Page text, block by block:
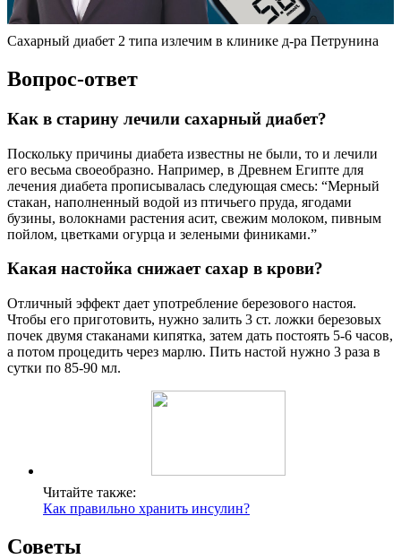
Сахарный диабет 2 типа излечим в клинике д-ра Петрунина
Вопрос-ответ
Как в старину лечили сахарный диабет?
Поскольку причины диабета известны не были, то и лечили
его весьма своеобразно. Например, в Древнем Египте для
лечения диабета прописывалась следующая смесь: “Мерный
стакан, наполненный водой из птичьего пруда, ягодами
бузины, волокнами растения асит, свежим молоком, пивным
пойлом, цветками огурца и зелеными финиками.”
Какая настойка снижает сахар в крови?
Отличный эффект дает употребление березового настоя.
Чтобы его приготовить, нужно залить 3 ст. ложки березовых
почек двумя стаканами кипятка, затем дать постоять 5-6 часов,
а потом процедить через марлю. Пить настой нужно 3 раза в
сутки по 85-90 мл.
Читайте также:
Как правильно хранить инсулин?
Советы